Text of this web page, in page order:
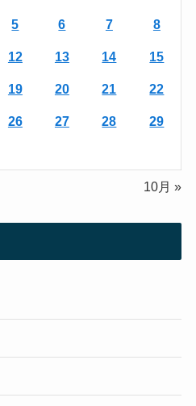
5 6 7 8
12 13 14 15
19 20 21 22
26 27 28 29
10月 »